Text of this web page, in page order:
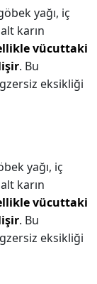
yağı, iç
karın
vücuttaki
. Bu
eksikliği
yağı, iç
karın
vücuttaki
. Bu
eksikliği